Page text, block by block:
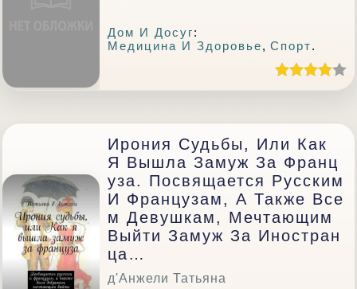
Дом И Досуг:
Медицина И Здоровье,Спорт.
Ирония Судьбы, Или Как
Я Вышла Замуж За Франц
Уза. Посвящается Русским
И Французам, А Также Все
М Девушкам, Мечтающим
Выйти Замуж За Иностран
Ца…
д'Анжели Татьяна